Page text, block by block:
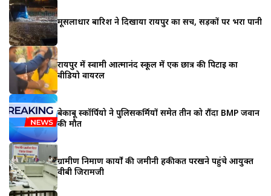
मूसलाधार बारिश ने दिखाया रायपुर का सच, सड़कों पर भरा पानी
रायपुर में स्वामी आत्मानंद स्कूल में एक छात्र की पिटाई का
वीडियो वायरल
बेकाबू स्कॉर्पियो ने पुलिसकर्मियों समेत तीन को रौंदा BMP जवान
की मौत
ग्रामीण निर्माण कार्यों की जमीनी हकीकत परखने पहुंचे आयुक्त
वीबी जिरामजी